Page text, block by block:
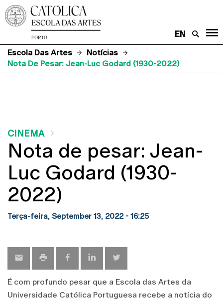
EN
Escola Das Artes
Notícias
Nota De Pesar: Jean-Luc Godard (1930-2022)
CINEMA
Nota de pesar: Jean-
Luc Godard (1930-
2022)
Terça-feira, September 13, 2022 - 16:25
É com profundo pesar que a Escola das Artes da
Universidade Católica Portuguesa recebe a notícia do